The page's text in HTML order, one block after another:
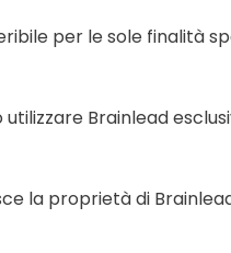
per le sole
Brainlead
la proprietà di